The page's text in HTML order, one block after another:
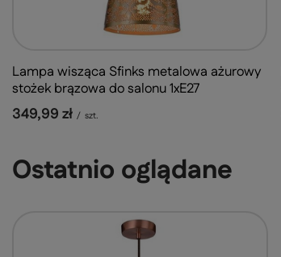
Lampa wisząca Sfinks metalowa ażurowy
stożek brązowa do salonu 1xE27
349,99 zł / szt.
Ostatnio oglądane